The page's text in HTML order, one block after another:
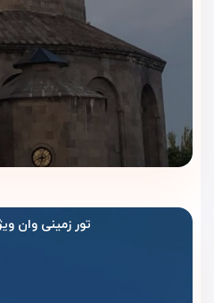
چرا هتل الیت ورد
کنیم؟
ویداگشت
با تجربه‌ای حرفه‌ای در
بهترین شرایط اقامت را برای شما
می‌کند. دلایل زیر نشان می‌دهد
تضمین بهترین قیمت در بازار
تور زمینی وان ویژه 29